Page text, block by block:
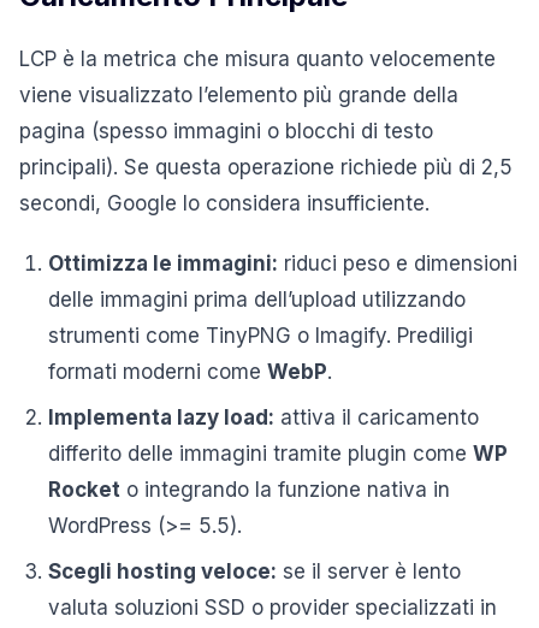
LCP è la metrica che misura quanto velocemente
viene visualizzato l’elemento più grande della
pagina (spesso immagini o blocchi di testo
principali). Se questa operazione richiede più di 2,5
secondi, Google lo considera insufficiente.
Ottimizza le immagini: riduci peso e dimensioni
delle immagini prima dell’upload utilizzando
strumenti come TinyPNG o Imagify. Prediligi
formati moderni come WebP.
Implementa lazy load: attiva il caricamento
differito delle immagini tramite plugin come WP
Rocket o integrando la funzione nativa in
WordPress (>= 5.5).
Scegli hosting veloce: se il server è lento
valuta soluzioni SSD o provider specializzati in